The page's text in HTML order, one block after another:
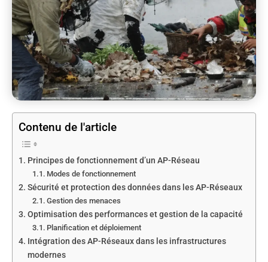
Contenu de l'article
Principes de fonctionnement d’un AP-Réseau
Modes de fonctionnement
Sécurité et protection des données dans les AP-Réseaux
Gestion des menaces
Optimisation des performances et gestion de la capacité
Planification et déploiement
Intégration des AP-Réseaux dans les infrastructures
modernes